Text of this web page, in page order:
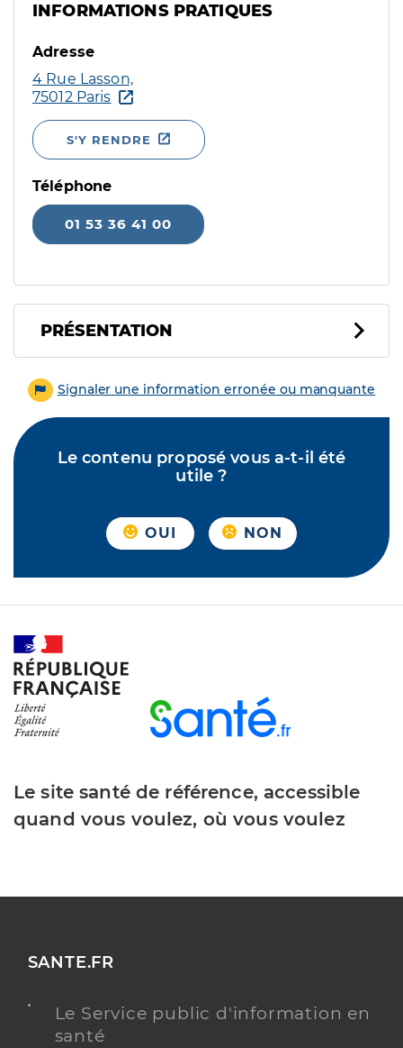
INFORMATIONS PRATIQUES
Adresse
4 Rue Lasson,
75012 Paris
S'Y RENDRE
Téléphone
01 53 36 41 00
PRÉSENTATION
Signaler une information erronée ou manquante
Le contenu proposé vous a-t-il été
utile ?
OUI NON
Le site santé de référence, accessible
quand vous voulez, où vous voulez
SANTE.FR
Le Service public d'information en
santé